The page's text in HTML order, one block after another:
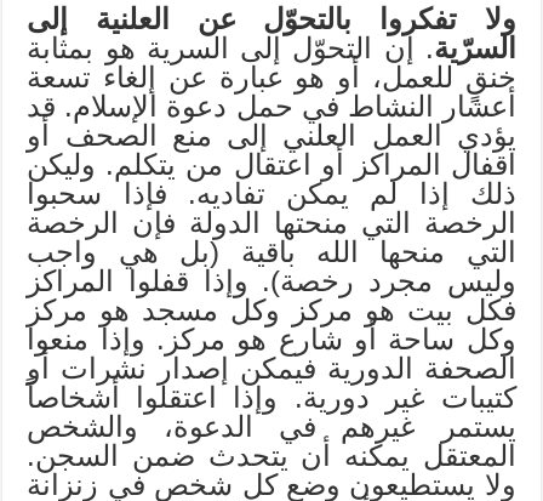
ولا تفكروا بالتحوّل عن العلنية إلى
السرّية. إن التحوّل إلى السرية هو بمثابة
خنقٍ للعمل، أو هو عبارة عن إلغاء تسعة
أعشار النشاط في حمل دعوة الإسلام. قد
يؤدي العمل العلني إلى منع الصحف أو
اقفال المراكز أو اعتقال من يتكلم. وليكن
ذلك إذا لم يمكن تفاديه. فإذا سحبوا
الرخصة التي منحتها الدولة فإن الرخصة
التي منحها الله باقية (بل هي واجب
وليس مجرد رخصة). وإذا قفلوا المراكز
فكل بيت هو مركز وكل مسجد هو مركز
وكل ساحة أو شارع هو مركز. وإذا منعوا
الصحفة الدورية فيمكن إصدار نشرات أو
كتيبات غير دورية. وإذا اعتقلوا أشخاصاً
يستمر غيرهم في الدعوة، والشخص
المعتقل يمكنه أن يتحدث ضمن السجن.
ولا يستطيعون وضع كل شخص في زنزانة